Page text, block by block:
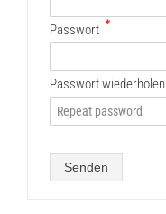
Passwort ✱
Passwort wiederholen
Senden